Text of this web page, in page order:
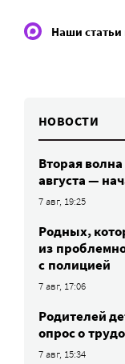
Наши
НОВОСТИ
Вторая
августа —
7 авг, 19:25
Родных,
из
с полицией
7 авг, 17:06
Родителей
опрос о
7 авг, 15:34